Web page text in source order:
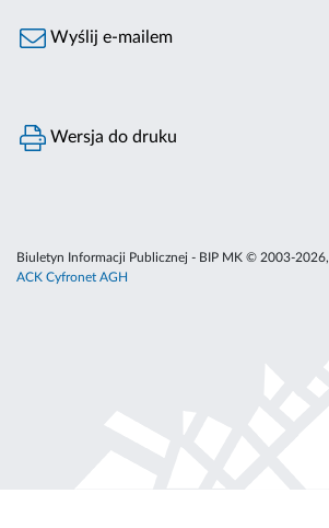
Wyślij e-mailem
Wersja do druku
Biuletyn Informacji Publicznej - BIP MK © 2003-2026,
ACK Cyfronet AGH